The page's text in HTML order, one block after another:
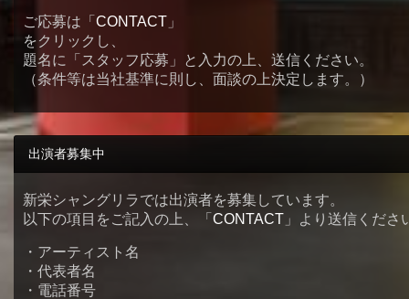
ご応募は「 CONTACT」
をクリックし、
題名に「スタッフ応募」と入力の上、送信ください。
（条件等は当社基準に則し、面談の上決定します。）
出演者募集中
新栄シャングリラでは出演者を募集しています。
以下の項目をご記入の上、「 CONTACT」より送信くださ
・アーティスト名
・代表者名
・電話番号